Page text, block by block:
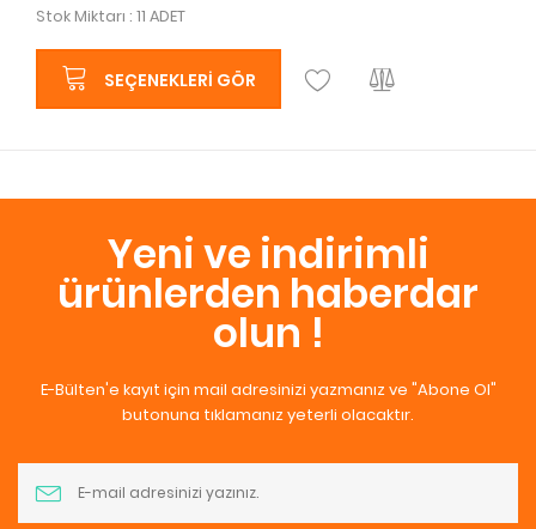
Stok Miktarı : 11 ADET
SEÇENEKLERI GÖR
Yeni ve indirimli
ürünlerden haberdar
olun !
E-Bülten'e kayıt için mail adresinizi yazmanız ve "Abone Ol"
butonuna tıklamanız yeterli olacaktır.